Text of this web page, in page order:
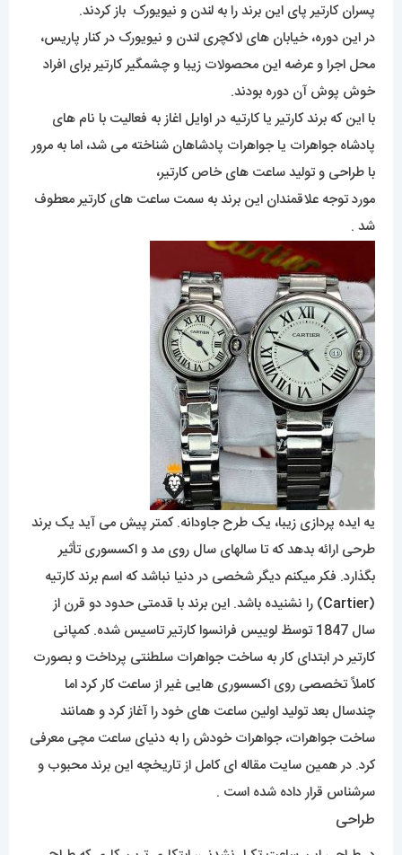
پسران کارتیر پای این برند را به لندن و نیویورک باز کردند.
در این دوره، خیابان های لاکچری لندن و نیویورک در کنار پاریس،
محل اجرا و عرضه این محصولات زیبا و چشمگیر کارتیر برای افراد
خوش پوش آن دوره بودند.
با این که برند کارتیر یا کارتیه در اوایل اغاز به فعالیت با نام های
پادشاه جواهرات یا جواهرات پادشاهان شناخته می شد، اما به مرور
با طراحی و تولید ساعت های خاص کارتیر،
مورد توجه علاقمندان این برند به سمت ساعت های کارتیر معطوف
شد .
یه ایده پردازی زیبا، یک طرح جاودانه. کمتر پیش می آید یک برند
طرحی ارائه بدهد که تا سالهای سال روی مد و اکسسوری تأثیر
بگذارد. فکر میکنم دیگر شخصی در دنیا نباشد که اسم برند کارتیه
(
Cartier) را نشنیده باشد. این برند با قدمتی حدود دو قرن از
سال 1847 توسظ لوییس فرانسوا کارتیر تاسیس شده. کمپانی
کارتیر در ابتدای کار به ساخت جواهرات سلطنتی پرداخت و بصورت
کاملاً تخصصی روی اکسسوری هایی غیر از ساعت کار کرد اما
چندسال بعد تولید اولین ساعت های خود را آغاز کرد و همانند
ساخت جواهرات، جواهرات خودش را به دنیای ساعت مچی معرفی
کرد. در همین سایت مقاله ای کامل از تاریخچه این برند محبوب و
سرشناس قرار داده شده است .
طراحی